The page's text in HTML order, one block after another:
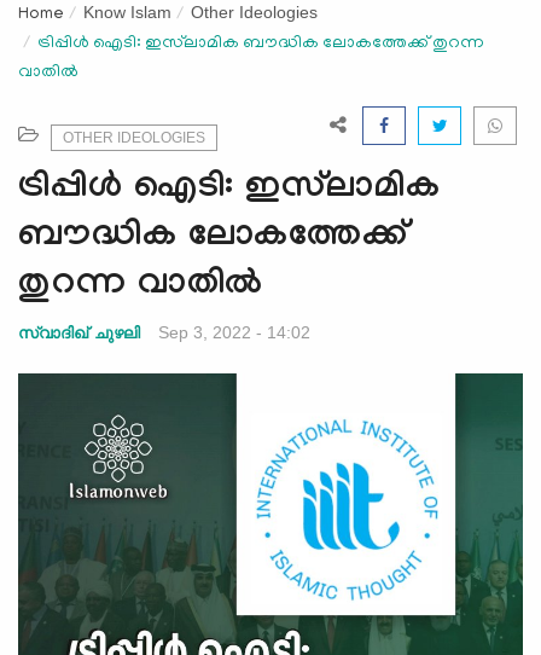
g
l
e
v
i
g
t
o
n
Home Know Islam Other Ideologies
ട്രിപ്പിള്‍ ഐടി: ഇസ്‍ലാമിക ബൗദ്ധിക ലോകത്തേക്ക് തുറന്ന
വാതിൽ
OTHER IDEOLOGIES
ട്രിപ്പിള്‍ ഐടി: ഇസ്‍ലാമിക
ബൗദ്ധിക ലോകത്തേക്ക്
തുറന്ന വാതിൽ
സ്വാദിഖ് ചുഴലി Sep 3, 2022 - 14:02